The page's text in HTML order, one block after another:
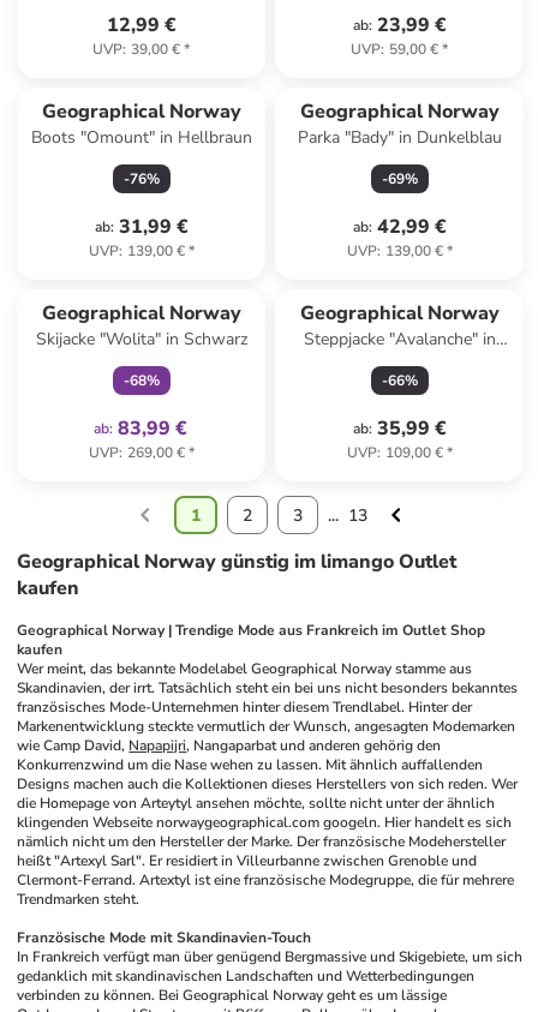
12,99 €
UVP: 39,00 €*
ab: 23,99 €
UVP: 59,00 €*
Geographical Norway
Boots "Omount" in Hellbraun
-76%
ab: 31,99 €
UVP: 139,00 €*
Geographical Norway
Parka "Bady" in Dunkelblau
-69%
ab: 42,99 €
UVP: 139,00 €*
Geographical Norway
Skijacke "Wolita" in Schwarz
-68%
ab: 83,99 €
UVP: 269,00 €*
Geographical Norway
Steppjacke "Avalanche" in
Dunkelblau
-66%
ab: 35,99 €
UVP: 109,00 €*
1 2 3 ... 13
Geographical Norway günstig im limango Outlet
kaufen
Geographical Norway | Trendige Mode aus Frankreich im Outlet Shop
kaufen
Wer meint, das bekannte Modelabel Geographical Norway stamme aus
Skandinavien, der irrt. Tatsächlich steht ein bei uns nicht besonders bekanntes
französisches Mode-Unternehmen hinter diesem Trendlabel. Hinter der
Markenentwicklung steckte vermutlich der Wunsch, angesagten Modemarken
wie Camp David, Napapijri, Nangaparbat und anderen gehörig den
Konkurrenzwind um die Nase wehen zu lassen. Mit ähnlich auffallenden
Designs machen auch die Kollektionen dieses Herstellers von sich reden. Wer
die Homepage von Arteytyl ansehen möchte, sollte nicht unter der ähnlich
klingenden Webseite norwaygeographical.com googeln. Hier handelt es sich
nämlich nicht um den Hersteller der Marke. Der französische Modehersteller
heißt "Artexyl Sarl". Er residiert in Villeurbanne zwischen Grenoble und
Clermont-Ferrand. Artextyl ist eine französische Modegruppe, die für mehrere
Trendmarken steht.
Französische Mode mit Skandinavien-Touch
In Frankreich verfügt man über genügend Bergmassive und Skigebiete, um sich
gedanklich mit skandinavischen Landschaften und Wetterbedingungen
verbinden zu können. Bei Geographical Norway geht es um lässige